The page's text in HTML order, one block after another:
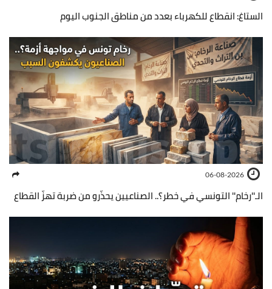
الستاغ: انقطاع للكهرباء بعدد من مناطق الجنوب اليوم
06-08-2026
الـ''رخام'' التونسي في خطر؟.. الصناعيين يحذّرو من ضربة تهزّ القطاع